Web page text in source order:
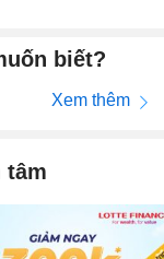
biết?
Xem thêm
tâm